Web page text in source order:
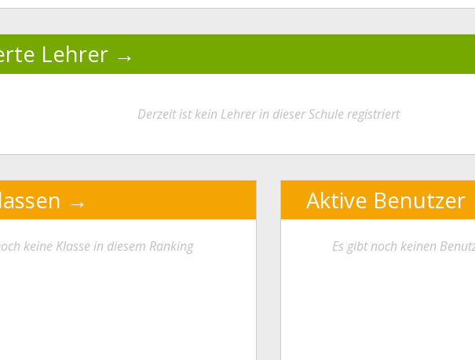
Lehrer
Derzeit ist kein Lehrer in dieser Schule registriert
keine Klasse in diesem Ranking
Aktive Benutzer
Es gibt noch keinen